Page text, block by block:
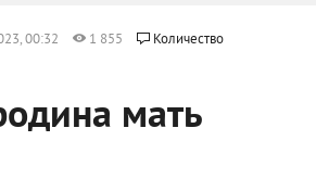
00:32 1 855
Количество
мать